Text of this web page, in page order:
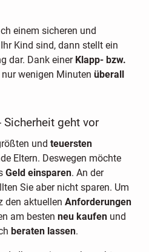
einem sicheren und
Kind sind, dann stellt ein
dar. Dank einer Klapp- bzw.
wenigen Minuten überall
Sicherheit geht vor
und teuersten
Eltern. Deswegen möchte
Geld einsparen. An der
Sie aber nicht sparen. Um
den aktuellen Anforderungen
am besten neu kaufenund
beraten lassen.